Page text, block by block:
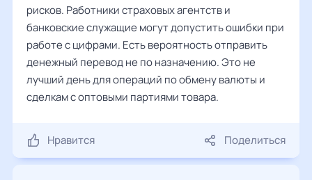
рисков. Работники страховых агентств и
банковские служащие могут допустить ошибки при
работе с цифрами. Есть вероятность отправить
денежный перевод не по назначению. Это не
лучший день для операций по обмену валюты и
сделкам с оптовыми партиями товара.
Нравится Поделиться